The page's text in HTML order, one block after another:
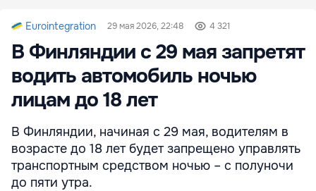
Eurointegration 29 мая 2026, 22:48 4 321
В Финляндии с 29 мая запретят
водить автомобиль ночью
лицам до 18 лет
В Финляндии, начиная с 29 мая, водителям в
возрасте до 18 лет будет запрещено управлять
транспортным средством ночью – с полуночи
до пяти утра.